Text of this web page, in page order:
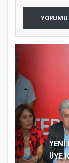
YORUMU
YENİ
ÜYE